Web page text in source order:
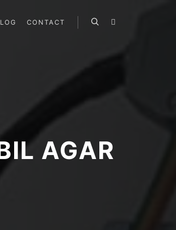
CONTACT
AGAR